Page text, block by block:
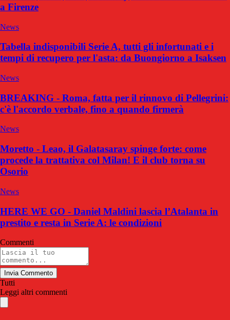
a Firenze
News
Tabella indisponibili Serie A, tutti gli infortunati e i
tempi di recupero per l'asta: da Buongiorno a Isaksen
News
BREAKING - Roma, fatta per il rinnovo di Pellegrini:
c'è l'accordo verbale, fino a quando firmerà
News
Moretto - Leao, il Galatasaray spinge forte: come
procede la trattativa col Milan! E il club torna su
Osorio
News
HERE WE GO - Daniel Maldini lascia l’Atalanta in
prestito e resta in Serie A: le condizioni
Commenti
Invia Commento
Tutti
Leggi altri commenti